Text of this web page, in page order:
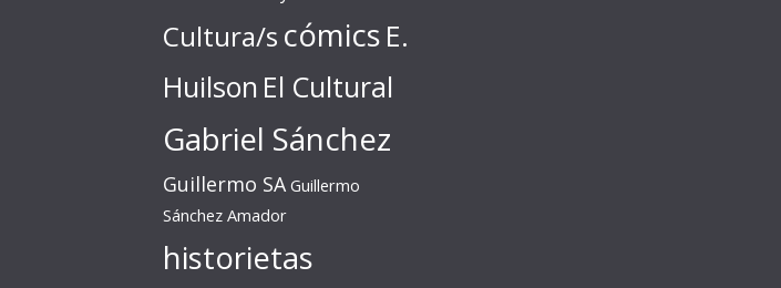
Cultura/s cómics E.
Huilson El Cultural
Gabriel Sánchez
Guillermo SA Guillermo
Sánchez Amador
historietas